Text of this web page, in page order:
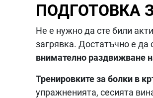
ПОДГОТОВКА
Не е нужно да сте били
загрявка. Достатъчно е да
внимателно раздвижване
Тренировките за болки в
упражненията, сесията